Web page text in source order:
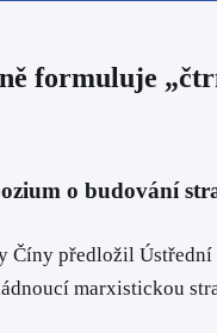
formuluje
o budování
předložil
marxistickou